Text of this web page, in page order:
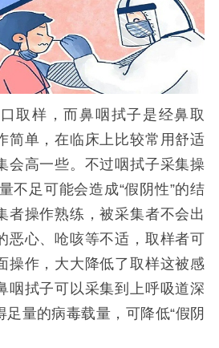
样，而鼻咽拭子是经鼻取
简单，在临床上比较常用舒适
会高一些。不过咽拭子采集操
不足可能会造成“假阴性”的结
者操作熟练，被采集者不会出
恶心、呛咳等不适，取样者可
操作，大大降低了取样这被感
咽拭子可以采集到上呼吸道深
量的病毒载量，可降低“假阴